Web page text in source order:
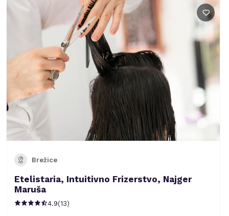
Brežice
Etelistaria, Intuitivno Frizerstvo, Najger
Maruša
4.9(13)